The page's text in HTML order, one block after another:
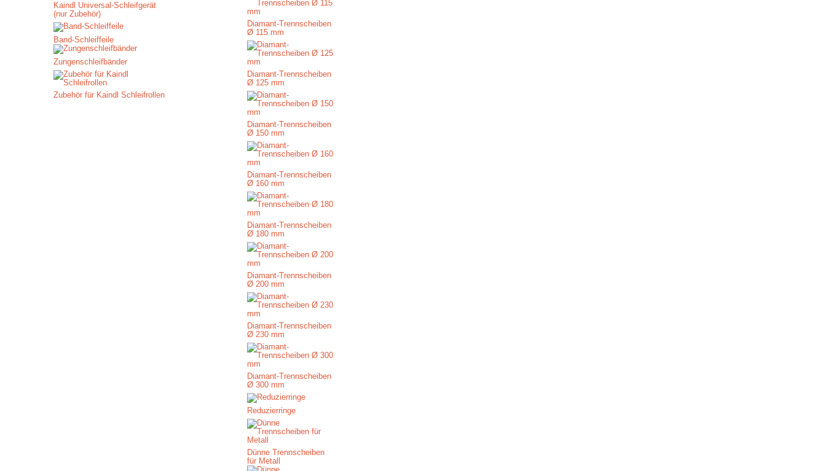
Kaindl Universal-Schleifgerät
(nur Zubehör)
Band-Schleiffeile
Zungenschleifbänder
Zubehör für Kaindl Schleifrollen
Diamant-Trennscheiben
Ø 115 mm
Diamant-Trennscheiben
Ø 125 mm
Diamant-Trennscheiben
Ø 150 mm
Diamant-Trennscheiben
Ø 160 mm
Diamant-Trennscheiben
Ø 180 mm
Diamant-Trennscheiben
Ø 200 mm
Diamant-Trennscheiben
Ø 230 mm
Diamant-Trennscheiben
Ø 300 mm
Reduzierringe
Dünne Trennscheiben
für Metall